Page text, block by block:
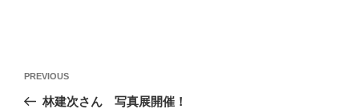
Previous
Post
PREVIOUS
林建次さん 写真展開催！